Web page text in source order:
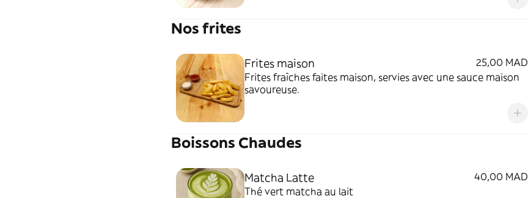
Nos frites
Frites maison
25,00 MAD
Frites fraîches faites maison, servies avec une sauce maison
savoureuse.
Boissons Chaudes
Matcha Latte
40,00 MAD
Thé vert matcha au lait